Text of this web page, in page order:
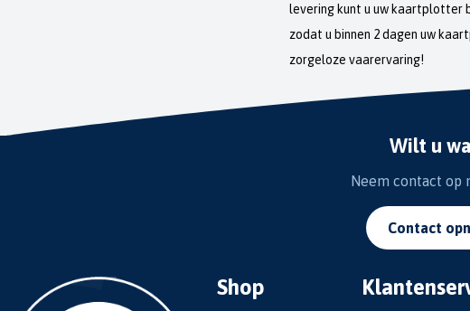
levering kunt u uw kaartplotter
zodat u binnen 2 dagen uw
zorgeloze vaarervaring!
Wilt u
Neem contact op
Contact
Shop